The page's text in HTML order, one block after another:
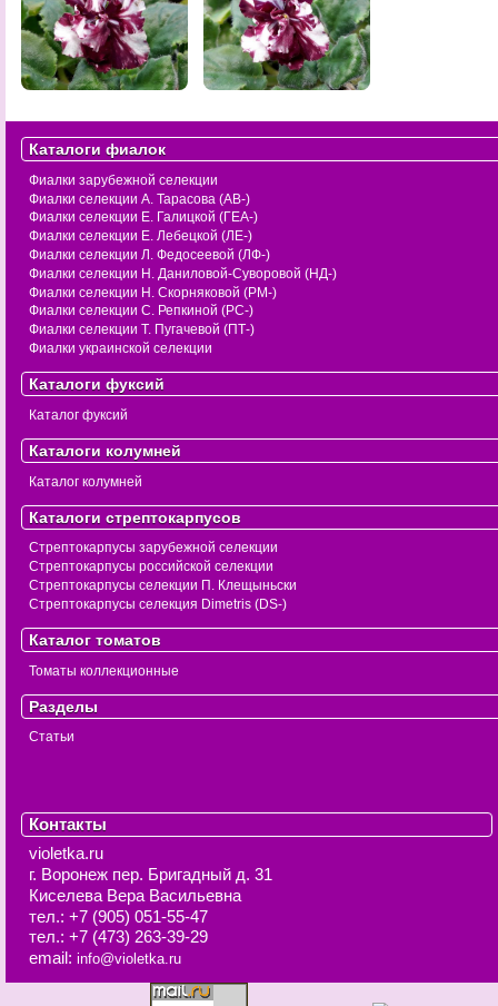
Каталоги фиалок
Фиалки зарубежной селекции
Фиалки селекции А. Тарасова (АВ-)
Фиалки селекции Е. Галицкой (ГЕА-)
Фиалки селекции Е. Лебецкой (ЛЕ-)
Фиалки селекции Л. Федосеевой (ЛФ-)
Фиалки селекции Н. Даниловой-Суворовой (НД-)
Фиалки селекции Н. Скорняковой (РМ-)
Фиалки селекции С. Репкиной (РС-)
Фиалки селекции Т. Пугачевой (ПТ-)
Фиалки украинской селекции
Каталоги фуксий
Каталог фуксий
Каталоги колумней
Каталог колумней
Каталоги стрептокарпусов
Стрептокарпусы зарубежной селекции
Стрептокарпусы российской селекции
Стрептокарпусы селекции П. Клещыньски
Стрептокарпусы селекция Dimetris (DS-)
Каталог томатов
Томаты коллекционные
Разделы
Статьи
Контакты
violetka.ru
г. Воронеж пер. Бригадный д. 31
Киселева Вера Васильевна
тел.: +7 (905) 051-55-47
тел.: +7 (473) 263-39-29
email: info@violetka.ru